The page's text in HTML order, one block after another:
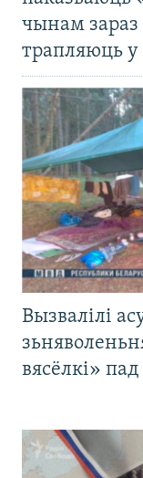
чынам зараз
трапляюць у
Вызвалілі
вясёлкі»